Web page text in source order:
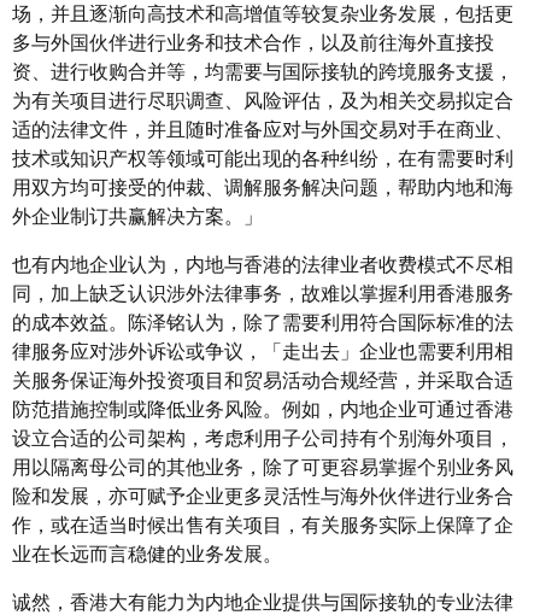
场，并且逐渐向高技术和高增值等较复杂业务发展，包括更
多与外国伙伴进行业务和技术合作，以及前往海外直接投
资、进行收购合并等，均需要与国际接轨的跨境服务支援，
为有关项目进行尽职调查、风险评估，及为相关交易拟定合
适的法律文件，并且随时准备应对与外国交易对手在商业、
技术或知识产权等领域可能出现的各种纠纷，在有需要时利
用双方均可接受的仲裁、调解服务解决问题，帮助内地和海
外企业制订共赢解决方案。」
也有内地企业认为，内地与香港的法律业者收费模式不尽相
同，加上缺乏认识涉外法律事务，故难以掌握利用香港服务
的成本效益。陈泽铭认为，除了需要利用符合国际标准的法
律服务应对涉外诉讼或争议，「走出去」企业也需要利用相
关服务保证海外投资项目和贸易活动合规经营，并采取合适
防范措施控制或降低业务风险。例如，内地企业可通过香港
设立合适的公司架构，考虑利用子公司持有个别海外项目，
用以隔离母公司的其他业务，除了可更容易掌握个别业务风
险和发展，亦可赋予企业更多灵活性与海外伙伴进行业务合
作，或在适当时候出售有关项目，有关服务实际上保障了企
业在长远而言稳健的业务发展。
诚然，香港大有能力为内地企业提供与国际接轨的专业法律